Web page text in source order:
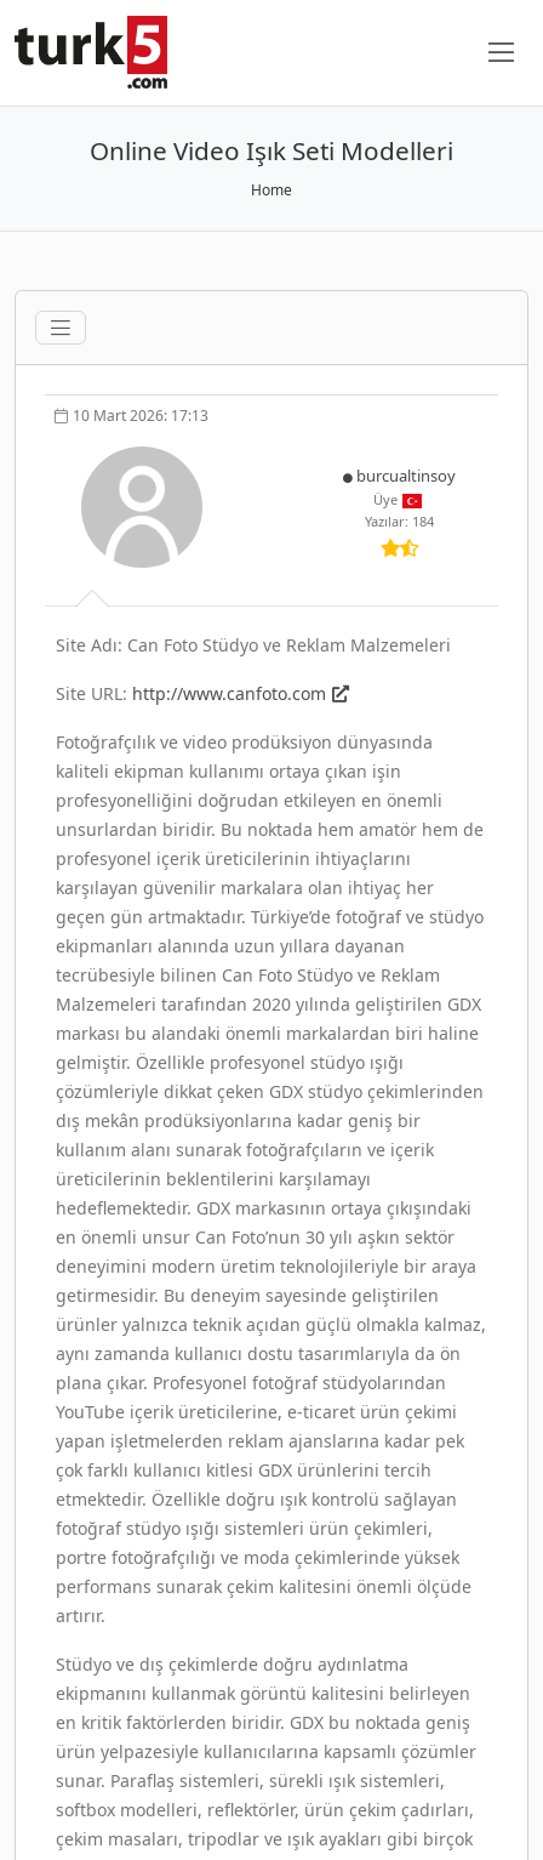
Online Video Işık Seti Modelleri
Home
10 Mart 2026: 17:13
burcualtinsoy
Üye
Yazılar: 184
Site Adı: Can Foto Stüdyo ve Reklam Malzemeleri
Site URL: http://www.canfoto.com
Fotoğrafçılık ve video prodüksiyon dünyasında
kaliteli ekipman kullanımı ortaya çıkan işin
profesyonelliğini doğrudan etkileyen en önemli
unsurlardan biridir. Bu noktada hem amatör hem de
profesyonel içerik üreticilerinin ihtiyaçlarını
karşılayan güvenilir markalara olan ihtiyaç her
geçen gün artmaktadır. Türkiye’de fotoğraf ve stüdyo
ekipmanları alanında uzun yıllara dayanan
tecrübesiyle bilinen Can Foto Stüdyo ve Reklam
Malzemeleri tarafından 2020 yılında geliştirilen GDX
markası bu alandaki önemli markalardan biri haline
gelmiştir. Özellikle profesyonel stüdyo ışığı
çözümleriyle dikkat çeken GDX stüdyo çekimlerinden
dış mekân prodüksiyonlarına kadar geniş bir
kullanım alanı sunarak fotoğrafçıların ve içerik
üreticilerinin beklentilerini karşılamayı
hedeflemektedir. GDX markasının ortaya çıkışındaki
en önemli unsur Can Foto’nun 30 yılı aşkın sektör
deneyimini modern üretim teknolojileriyle bir araya
getirmesidir. Bu deneyim sayesinde geliştirilen
ürünler yalnızca teknik açıdan güçlü olmakla kalmaz,
aynı zamanda kullanıcı dostu tasarımlarıyla da ön
plana çıkar. Profesyonel fotoğraf stüdyolarından
YouTube içerik üreticilerine, e-ticaret ürün çekimi
yapan işletmelerden reklam ajanslarına kadar pek
çok farklı kullanıcı kitlesi GDX ürünlerini tercih
etmektedir. Özellikle doğru ışık kontrolü sağlayan
fotoğraf stüdyo ışığı sistemleri ürün çekimleri,
portre fotoğrafçılığı ve moda çekimlerinde yüksek
performans sunarak çekim kalitesini önemli ölçüde
artırır.
Stüdyo ve dış çekimlerde doğru aydınlatma
ekipmanını kullanmak görüntü kalitesini belirleyen
en kritik faktörlerden biridir. GDX bu noktada geniş
ürün yelpazesiyle kullanıcılarına kapsamlı çözümler
sunar. Paraflaş sistemleri, sürekli ışık sistemleri,
softbox modelleri, reflektörler, ürün çekim çadırları,
çekim masaları, tripodlar ve ışık ayakları gibi birçok